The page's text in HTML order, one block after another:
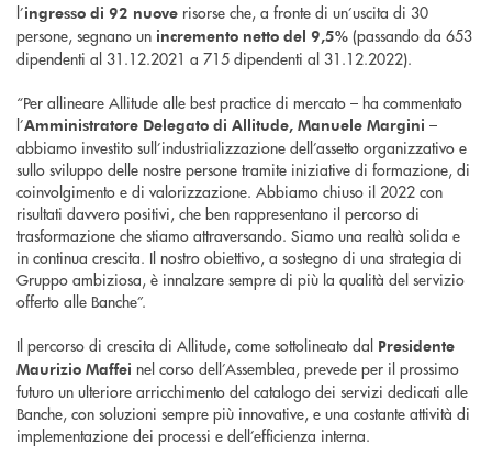
l’ingresso di 92 nuove risorse che, a fronte di un’uscita di 30
persone, segnano un incremento netto del 9,5% (passando da 653
dipendenti al 31.12.2021 a 715 dipendenti al 31.12.2022).
“Per allineare Allitude alle best practice di mercato – ha commentato
l’Amministratore Delegato di Allitude, Manuele Margini –
abbiamo investito sull’industrializzazione dell’assetto organizzativo e
sullo sviluppo delle nostre persone tramite iniziative di formazione, di
coinvolgimento e di valorizzazione. Abbiamo chiuso il 2022 con
risultati davvero positivi, che ben rappresentano il percorso di
trasformazione che stiamo attraversando. Siamo una realtà solida e
in continua crescita. Il nostro obiettivo, a sostegno di una strategia di
Gruppo ambiziosa, è innalzare sempre di più la qualità del servizio
offerto alle Banche”.
Il percorso di crescita di Allitude, come sottolineato dal Presidente
Maurizio Maffei nel corso dell’Assemblea, prevede per il prossimo
futuro un ulteriore arricchimento del catalogo dei servizi dedicati alle
Banche, con soluzioni sempre più innovative, e una costante attività di
implementazione dei processi e dell’efficienza interna.